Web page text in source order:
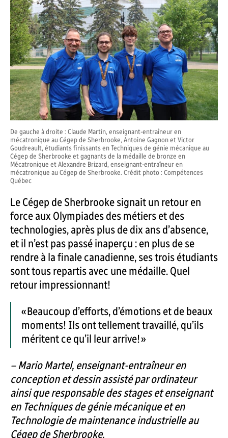
De gauche à droite : Claude Martin, enseignant-entraîneur en
mécatronique au Cégep de Sherbrooke, Antoine Gagnon et Victor
Goudreault, étudiants finissants en Techniques de génie mécanique au
Cégep de Sherbrooke et gagnants de la médaille de bronze en
Mécatronique et Alexandre Brizard, enseignant-entraîneur en
mécatronique au Cégep de Sherbrooke. Crédit photo : Compétences
Québec
Le Cégep de Sherbrooke signait un retour en
force aux Olympiades des métiers et des
technologies, après plus de dix ans d’absence,
et il n’est pas passé inaperçu : en plus de se
rendre à la finale canadienne, ses trois étudiants
sont tous repartis avec une médaille. Quel
retour impressionnant!
« Beaucoup d’efforts, d’émotions et de beaux
moments! Ils ont tellement travaillé, qu’ils
méritent ce qu’il leur arrive! »
– Mario Martel, enseignant-entraîneur en
conception et dessin assisté par ordinateur
ainsi que responsable des stages et enseignant
en Techniques de génie mécanique et en
Technologie de maintenance industrielle au
Cégep de Sherbrooke.